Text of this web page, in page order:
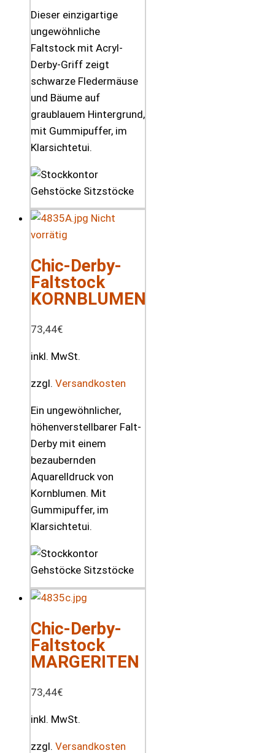
Dieser einzigartige
ungewöhnliche
Faltstock mit Acryl-
Derby-Griff zeigt
schwarze Fledermäuse
und Bäume auf
graublauem Hintergrund,
mit Gummipuffer, im
Klarsichtetui.
Nicht
vorrätig
Chic-Derby-
Faltstock
KORNBLUMEN
73,44€
inkl. MwSt.
zzgl. Versandkosten
Ein ungewöhnlicher,
höhenverstellbarer Falt-
Derby mit einem
bezaubernden
Aquarelldruck von
Kornblumen. Mit
Gummipuffer, im
Klarsichtetui.
Chic-Derby-
Faltstock
MARGERITEN
73,44€
inkl. MwSt.
zzgl. Versandkosten